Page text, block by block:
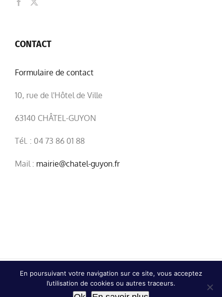
CONTACT
Formulaire de contact
10, rue de l'Hôtel de Ville
63140 CHÂTEL-GUYON
Tél. : 04 73 86 01 88
Mail : mairie@chatel-guyon.fr
© Copyright2026 | Ville de Châtel-Guyon |
Mentions
légales|Confidentialité
En poursuivant votre navigation sur ce site, vous acceptez
l’utilisation de cookies ou autres traceurs.